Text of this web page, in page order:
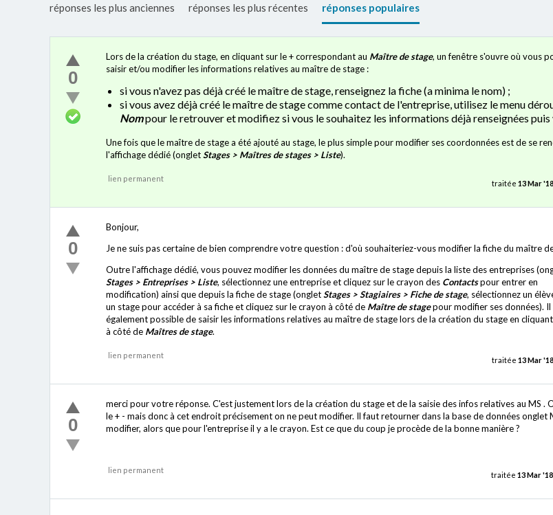
réponses les plus anciennes réponses les plus récentes réponses populaires
0
Lors de la création du stage, en cliquant sur le + correspondant au Maître de stage, un fenêtre s'ouvre où vous
saisir et/ou modifier les informations relatives au maître de stage :
si vous n'avez pas déjà créé le maître de stage, renseignez la fiche (a minima le nom) ;
si vous avez déjà créé le maître de stage comme contact de l'entreprise, utilisez le menu
Nompour le retrouver et modifiez si vous le souhaitez les informations déjà renseignées puis
Une fois que le maître de stage a été ajouté au stage, le plus simple pour modifier ses coordonnées est de se
l'affichage dédié (ongletStages > Maîtres de stages > Liste).
lien permanent
traitée 13 Mar
0
Bonjour,
Je ne suis pas certaine de bien comprendre votre question : d'où souhaiteriez-vous modifier la fiche du maître
Outre l'affichage dédié, vous pouvez modifier les données du maître de stage depuis la liste des entreprises
Stages > Entreprises > Liste, sélectionnez une entreprise et cliquez sur le crayon des Contactspour entrer en
modification) ainsi que depuis la fiche de stage (ongletStages > Stagiaires > Fiche de stage, sélectionnez un
un stage pour accéder à sa fiche et cliquez sur le crayon à côté de Maître de stagepour modifier ses données). Il
également possible de saisir les informations relatives au maître de stage lors de la création du stage en
à côté de Maîtres de stage.
lien permanent
traitée 13 Mar
0
merci pour votre réponse. C'est justement lors de la création du stage et de la saisie des infos relatives au MS .
le + - mais donc à cet endroit précisement on ne peut modifier. Il faut retourner dans la base de données onglet
modifier, alors que pour l'entreprise il y a le crayon. Est ce que du coup je procède de la bonne manière ?
lien permanent
traitée 13 Mar